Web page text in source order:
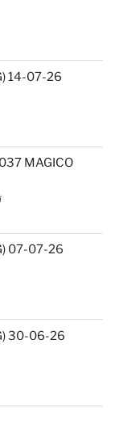
14-07-26
MAGICO
07-07-26
30-06-26